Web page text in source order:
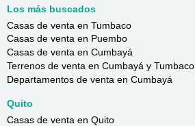
Los más buscados
Casas de venta en Tumbaco
Casas de venta en Puembo
Casas de venta en Cumbayá
Terrenos de venta en Cumbayá y Tumbaco
Departamentos de venta en Cumbayá
Quito
Casas de venta en Quito